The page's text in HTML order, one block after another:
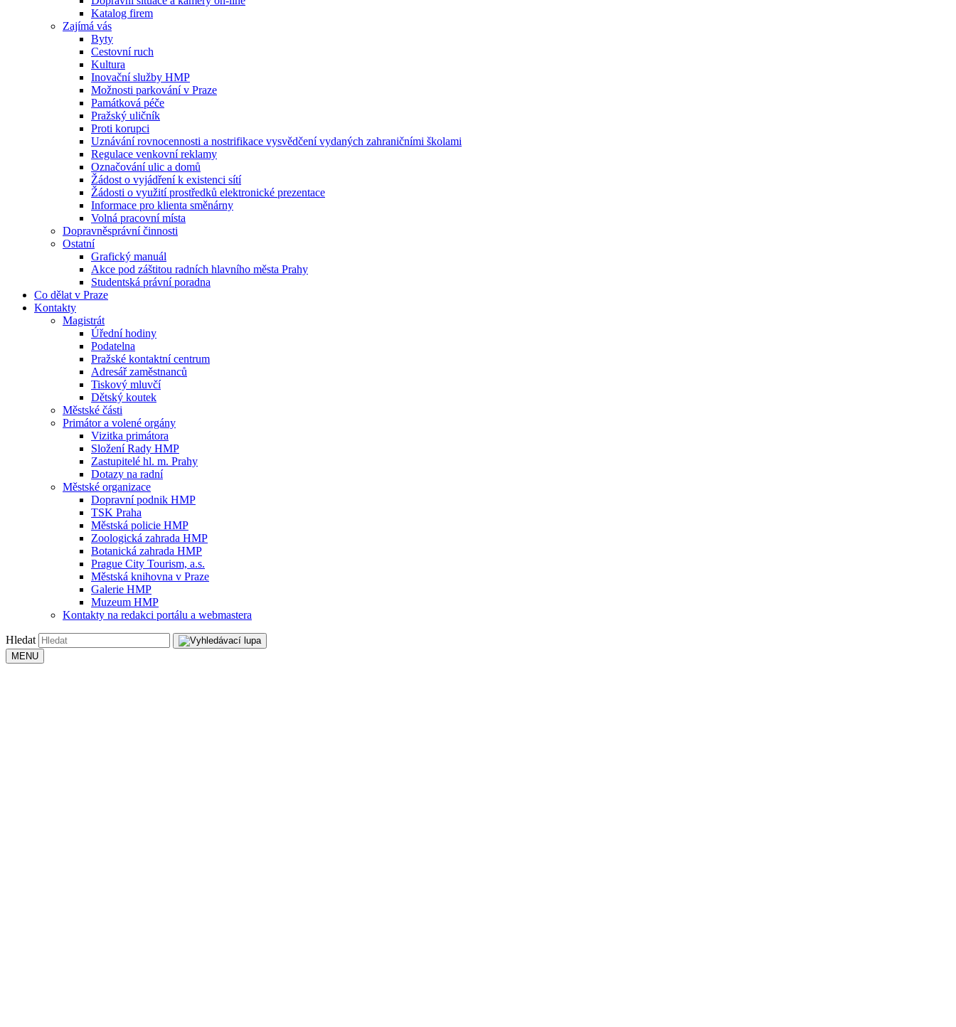
Katalog firem
Zajímá vás
Byty
Cestovní ruch
Kultura
Inovační služby HMP
Možnosti parkování v Praze
Památková péče
Pražský uličník
Proti korupci
Uznávání rovnocennosti a nostrifikace vysvědčení vydaných zahraničními školami
Regulace venkovní reklamy
Označování ulic a domů
Žádost o vyjádření k existenci sítí
Žádosti o využití prostředků elektronické prezentace
Informace pro klienta směnárny
Volná pracovní místa
Dopravněsprávní činnosti
Ostatní
Grafický manuál
Akce pod záštitou radních hlavního města Prahy
Studentská právní poradna
Co dělat v Praze
Kontakty
Magistrát
Úřední hodiny
Podatelna
Pražské kontaktní centrum
Adresář zaměstnanců
Tiskový mluvčí
Dětský koutek
Městské části
Primátor a volené orgány
Vizitka primátora
Složení Rady HMP
Zastupitelé hl. m. Prahy
Dotazy na radní
Městské organizace
Dopravní podnik HMP
TSK Praha
Městská policie HMP
Zoologická zahrada HMP
Botanická zahrada HMP
Prague City Tourism, a.s.
Městská knihovna v Praze
Galerie HMP
Muzeum HMP
Kontakty na redakci portálu a webmastera
Hledat
MENU